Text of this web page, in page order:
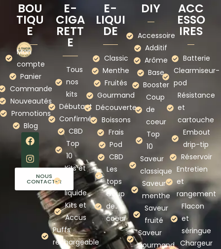
BOU
TIQU
E
Mon
compte
Panier
Commande
Nouveautés
Promotions
Blog
NOUS
CONTACTER
E-
CIGA
RETT
E
Tous
nos
kits
Débutant
Confirmé
CBD
Top
10
Kits et
liquide
Kits et
Accus
Puffs
rechargeable
E-
LIQUI
DE
Classic
Menthe
Fruités
Gourmand
Découverte
Boissons
Frais
Pod
CBD
Les
tops
Coup
de
coeur
DIY
Accessoire
Additif
Arôme
Base
Booster
Coup
de
coeur
Top
10
Saveur
classique
Saveur
menthe
Saveur
fruité
Saveur
gourmand
ACC
ESSO
IRES
Batterie
Clearmiseur-
pod
Résistance
et
cartouche
Embout
drip-tip
Réservoir
Entretien
et
rangement
Flacon
et
séringue
Chargeur